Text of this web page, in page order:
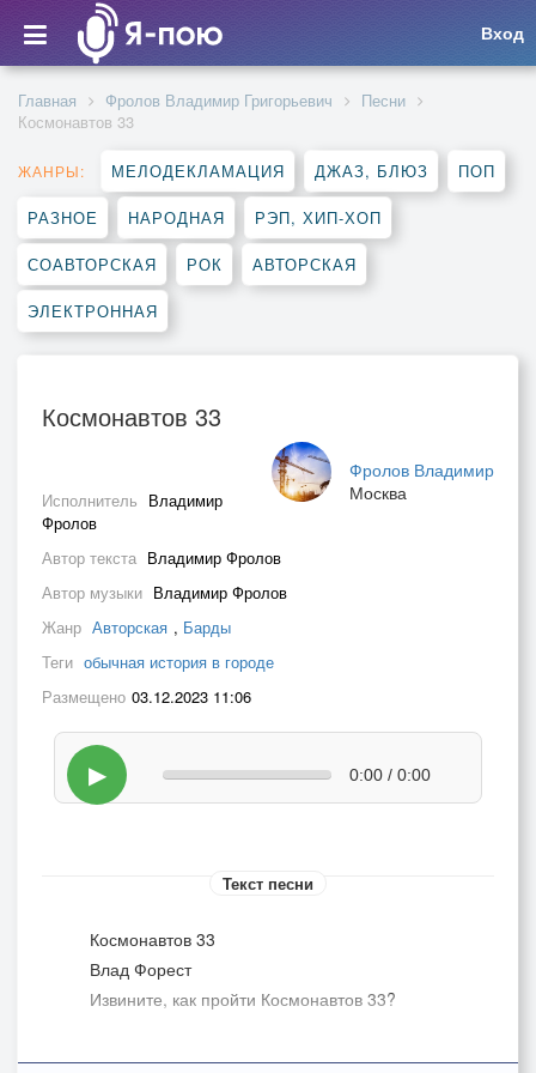
Вход
Главная Фролов Владимир Григорьевич
Песни
Космонавтов 33
ЖАНРЫ: МЕЛОДЕКЛАМАЦИЯ ДЖАЗ, БЛЮЗ ПОП
РАЗНОЕ НАРОДНАЯ РЭП, ХИП-ХОП
СОАВТОРСКАЯ РОК АВТОРСКАЯ
ЭЛЕКТРОННАЯ
Космонавтов 33
Фролов Владимир
Москва
Исполнитель Владимир
Фролов
Автор текста Владимир Фролов
Автор музыки Владимир Фролов
Жанр Авторская , Барды
Теги обычная история в городе
Размещено 03.12.2023 11:06
▶ 0:00 / 0:00
Текст песни
Космонавтов 33
Влад Форест
Извините, как пройти Космонавтов 33?
Космонавтов 33? Щас расскажу Вам как пройти,